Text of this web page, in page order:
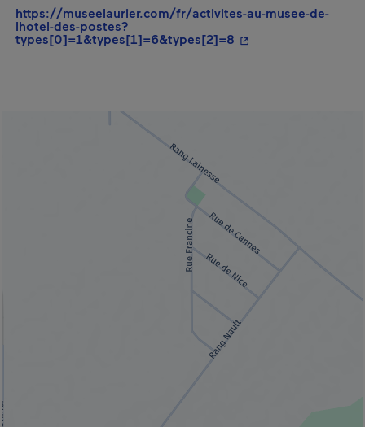
https://museelaurier.com/fr/activites-au-musee-de-
lhotel-des-postes?
types[0]=1&types[1]=6&types[2]=8 - Cet hyperlien